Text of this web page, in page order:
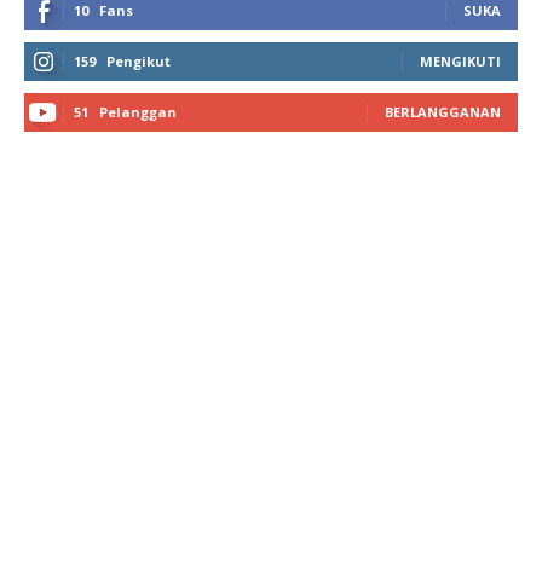
10 Fans SUKA
159 Pengikut MENGIKUTI
51 Pelanggan BERLANGGANAN